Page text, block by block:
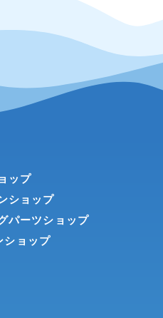
ップ
ショップ
パーツショップ
ョップ